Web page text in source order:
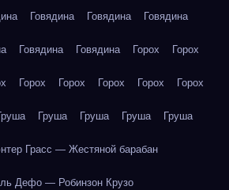
Говядина Говядина Говядина
Говядина Говядина Горох Горох
Горох Горох Горох Горох Горох
Груша Груша Груша Груша
Грасс — Жестяной барабан
Дефо — Робинзон Крузо